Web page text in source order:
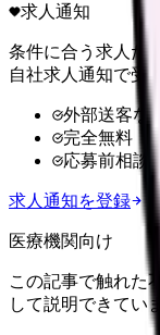
求人通知
条件に合う求人だけ
自社求人通知で受
外部送客なし
完全無料
応募前相談
求人通知を登録
医療機関向け
この記事で触れた
して説明できてい